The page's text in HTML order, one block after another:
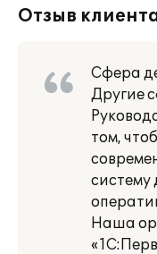
Отзыв
Сфера
Другие
том,
систему
Наша